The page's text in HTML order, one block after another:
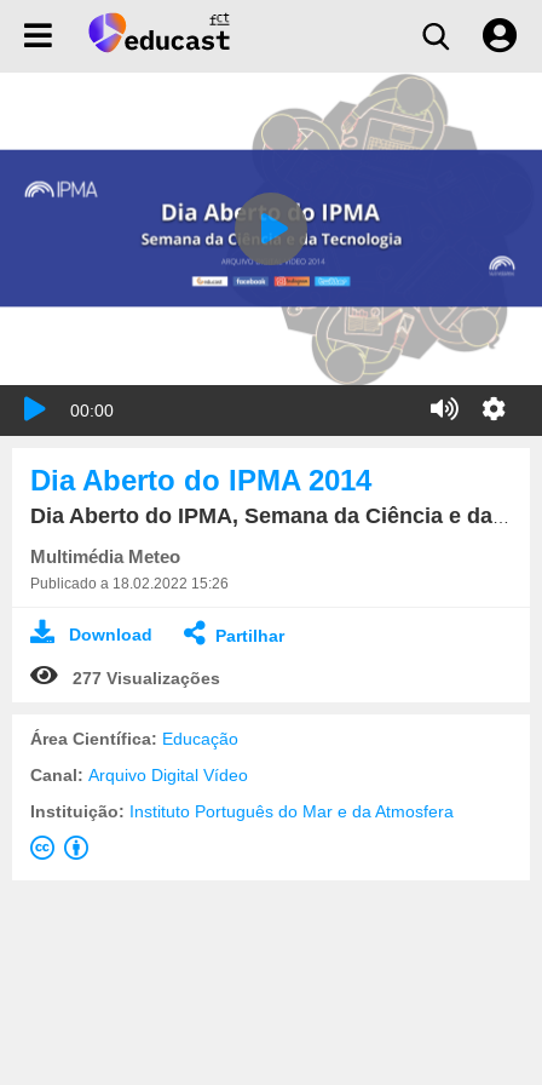
00:00
Dia Aberto do IPMA 2014
Dia Aberto do IPMA, Semana da Ciência e da Tecnologia, 26 de novembro de 2014
Multimédia Meteo
Publicado a 18.02.2022 15:26
Download Partilhar
277 Visualizações
Área Científica: Educação
Canal: Arquivo Digital Vídeo
Instituição: Instituto Português do Mar e da Atmosfera